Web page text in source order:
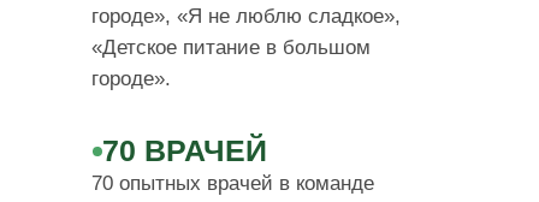
городе», «Я не люблю сладкое»,
«Детское питание в большом
городе».
70 ВРАЧЕЙ
70 опытных врачей в команде